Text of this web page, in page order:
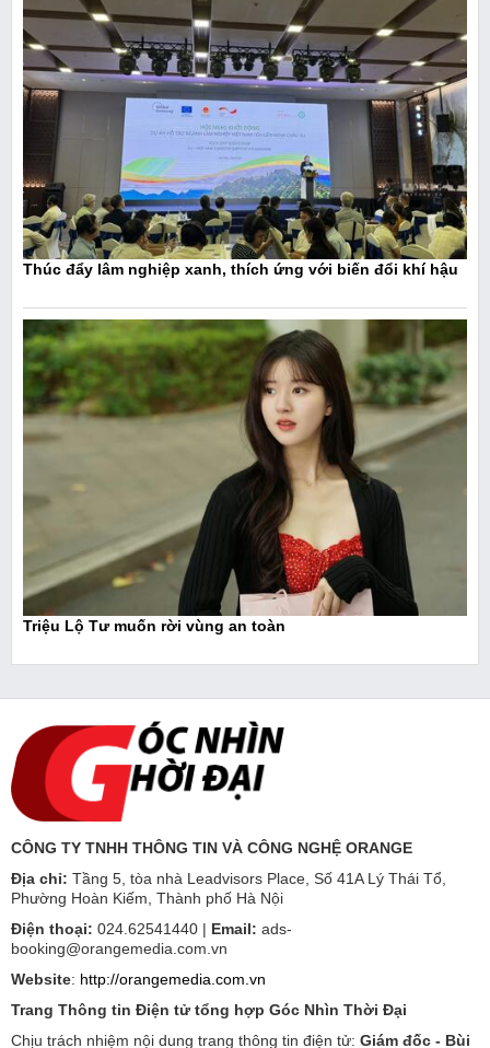
Thúc đẩy lâm nghiệp xanh, thích ứng với biến đổi khí hậu
Triệu Lộ Tư muốn rời vùng an toàn
CÔNG TY TNHH THÔNG TIN VÀ CÔNG NGHỆ ORANGE
Địa chỉ: Tầng 5, tòa nhà Leadvisors Place, Số 41A Lý Thái Tổ,
Phường Hoàn Kiếm, Thành phố Hà Nội
Điện thoại: 024.62541440 | Email: ads-
booking@orangemedia.com.vn
Website: http://orangemedia.com.vn
Trang Thông tin Điện tử tổng hợp Góc Nhìn Thời Đại
Chịu trách nhiệm nội dung trang thông tin điện tử: Giám đốc - Bùi